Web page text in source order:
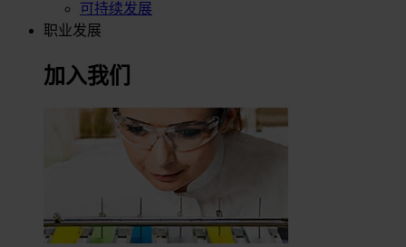
可持续发展
职业发展
加入我们